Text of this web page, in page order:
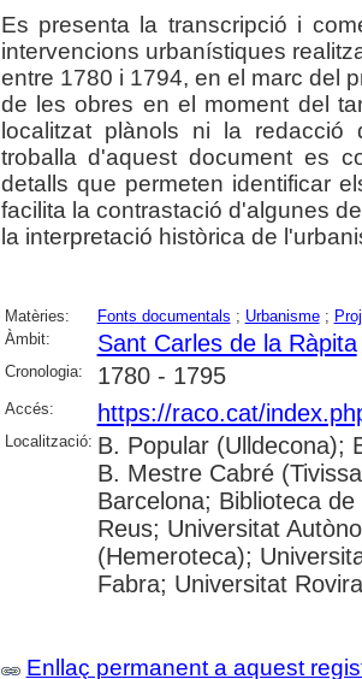
Es presenta la transcripció i
intervencions urbanístiques
entre 1780 i 1794, en el marc del
de les obres en el moment del
localitzat plànols ni la
troballa d'aquest document es
detalls que permeten identificar
facilita la contrastació d'algunes
la interpretació històrica de
Matèries: Fonts documentals ; Urbanisme;
Àmbit:
Sant Carles de la Ràpita
Cronologia: 1780 - 1795
Accés: https://raco.cat/
Localització: B. Popular (Ulldecona);
B. Mestre Cabré
Barcelona; Biblioteca
Reus; Universitat
(Hemeroteca);
Fabra; Universitat
Enllaç permanent a aquest